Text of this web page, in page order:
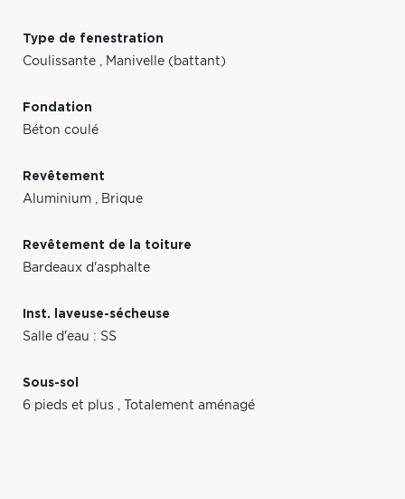
Type de fenestration
Coulissante , Manivelle (battant)
Fondation
Béton coulé
Revêtement
Aluminium , Brique
Revêtement de la toiture
Bardeaux d'asphalte
Inst. laveuse-sécheuse
Salle d'eau : SS
Sous-sol
6 pieds et plus , Totalement aménagé